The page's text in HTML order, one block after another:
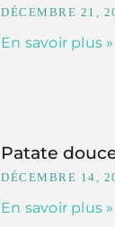
DÉCEMBRE 21,
En savoir plus »
Patate
DÉCEMBRE 14,
En savoir plus »